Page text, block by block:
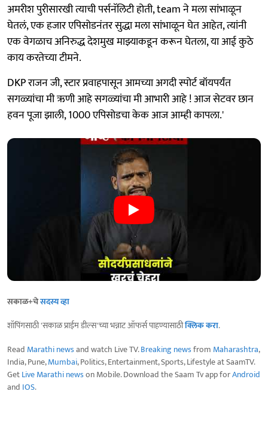
अमरीश पुरीसारखी त्याची पर्सनॅलिटी होती, team ने मला सांभाळून
घेतलं, एक हजार एपिसोडनंतर सुद्धा मला सांभाळून घेत आहेत, त्यांनी
एक वेगळाच अनिरुद्ध देशमुख माझ्याकडून करून घेतला, या आई कुठे
काय करतेच्या टीमने.
DKP राजन जी, स्टार प्रवाहपासून आमच्या अगदी स्पोर्ट बॉयपर्यंत
सगळ्यांचा मी ऋणी आहे सगळ्यांचा मी आभारी आहे ! आज सेटवर छान
हवन पूजा झाली, 1000 एपिसोडचा केक आज आम्ही कापला.'
सकाळ+चेसदस्य व्हा
शॉपिंगसाठी 'सकाळ प्राईम डील्स'च्या भन्नाट ऑफर्स पाहण्यासाठीक्लिक करा.
Read Marathi newsand watch Live TV.Breaking newsfrom Maharashtra,
India, Pune,Mumbai, Politics, Entertainment, Sports, Lifestyle at SaamTV.
GetLive Marathi newson Mobile. Download the Saam Tv app forAndroid
and IOS.